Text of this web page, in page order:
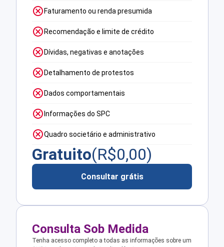
Faturamento ou renda presumida
Recomendação e limite de crédito
Dívidas, negativas e anotações
Detalhamento de protestos
Dados comportamentais
Informações do SPC
Quadro societário e administrativo
Gratuito(R$0,00)
Consultar grátis
Consulta Sob Medida
Tenha acesso completo a todas as informações sobre um